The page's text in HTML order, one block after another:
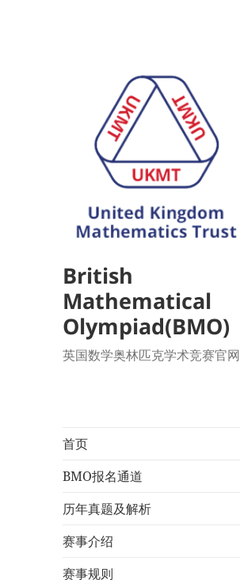
British
Mathematical
Olympiad(BMO)
英国数学奥林匹克学术竞赛官网
首页
BMO报名通道
历年真题及解析
赛事介绍
赛事规则